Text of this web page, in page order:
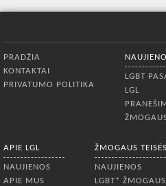
PRADŽIA
KONTAKTAI
PRIVATUMO POLITIKA
LGBT
LGL
APIE LGL
NAUJIENOS
APIE MUS
ŽMOGAUS TEISĖS
NAUJIENOS
LGBT* ŽMOGAUS